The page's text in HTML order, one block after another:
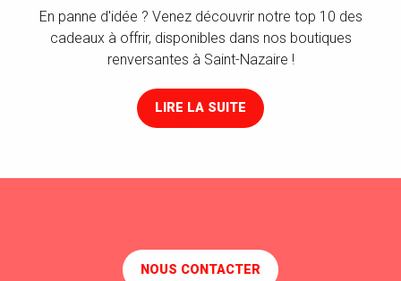
En panne d'idée ? Venez découvrir notre top 10 des
cadeaux à offrir, disponibles dans nos boutiques
renversantes à Saint-Nazaire !
LIRE LA SUITE
NOUS CONTACTER